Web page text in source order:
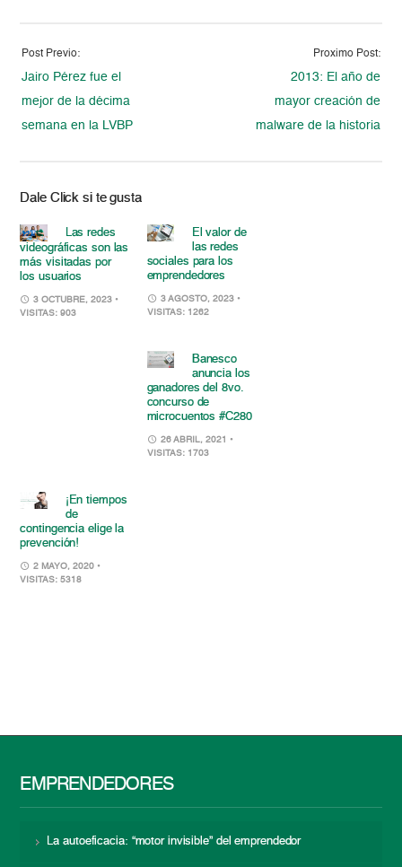
Post Previo:
Jairo Pérez fue el
mejor de la décima
semana en la LVBP
Proximo Post:
2013: El año de
mayor creación de
malware de la historia
Dale Click si te gusta
Las redes
videográficas son las
más visitadas por
los usuarios
3 OCTUBRE, 2023 •
VISITAS: 903
El valor de
las redes
sociales para los
emprendedores
3 AGOSTO, 2023 •
VISITAS: 1262
Banesco
anuncia los
ganadores del 8vo.
concurso de
microcuentos #C280
26 ABRIL, 2021
•
VISITAS: 1703
¡En tiempos
de
contingencia elige la
prevención!
2 MAYO, 2020 •
VISITAS: 5318
EMPRENDEDORES
La autoeficacia: “motor invisible” del emprendedor